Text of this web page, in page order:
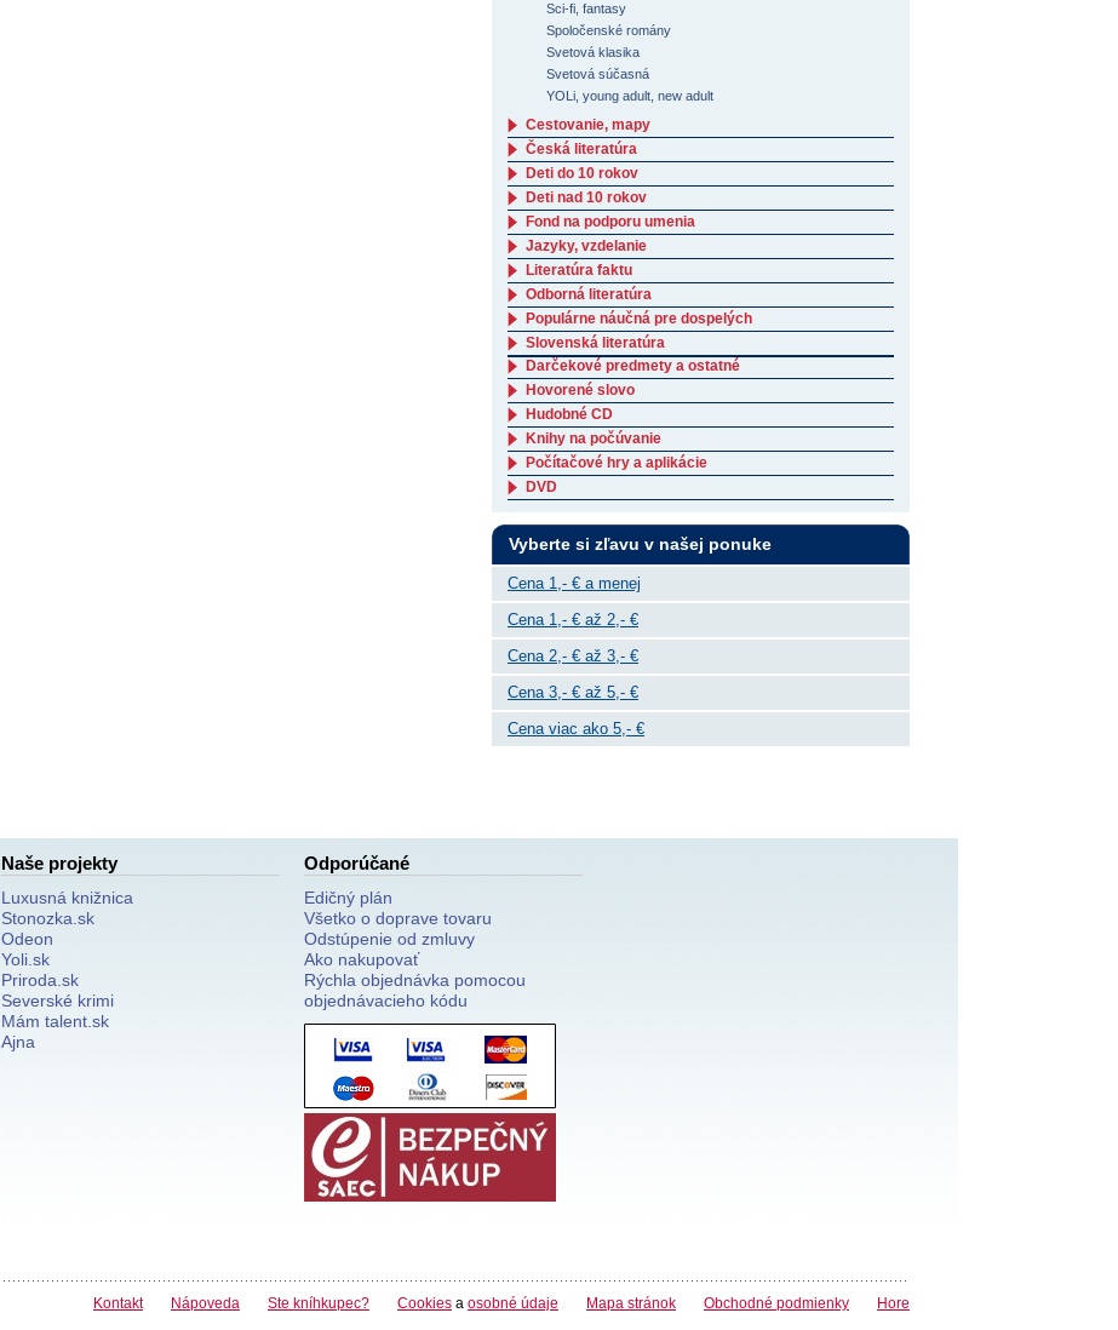
Sci-fi, fantasy
Spoločenské romány
Svetová klasika
Svetová súčasná
YOLi, young adult, new adult
Cestovanie, mapy
Česká literatúra
Deti do 10 rokov
Deti nad 10 rokov
Fond na podporu umenia
Jazyky, vzdelanie
Literatúra faktu
Odborná literatúra
Populárne náučná pre dospelých
Slovenská literatúra
Darčekové predmety a ostatné
Hovorené slovo
Hudobné CD
Knihy na počúvanie
Počítačové hry a aplikácie
DVD
Vyberte si zľavu v našej ponuke
Cena 1,- € a menej
Cena 1,- € až 2,- €
Cena 2,- € až 3,- €
Cena 3,- € až 5,- €
Cena viac ako 5,- €
Naše projekty
Luxusná knižnica
Stonozka.sk
Odeon
Yoli.sk
Priroda.sk
Severské krimi
Mám talent.sk
Ajna
Odporúčané
Edičný plán
Všetko o doprave tovaru
Odstúpenie od zmluvy
Ako nakupovať
Rýchla objednávka pomocou
objednávacieho kódu
Kontakt Nápoveda Ste kníhkupec? Cookies a osobné údaje Mapa stránok Obchodné podmienky Hore